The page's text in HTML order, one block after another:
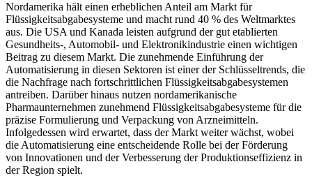
Nordamerika hält einen erheblichen Anteil am Markt für
Flüssigkeitsabgabesysteme und macht rund 40 % des Weltmarktes
aus. Die USA und Kanada leisten aufgrund der gut etablierten
Gesundheits-, Automobil- und Elektronikindustrie einen wichtigen
Beitrag zu diesem Markt. Die zunehmende Einführung der
Automatisierung in diesen Sektoren ist einer der Schlüsseltrends, die
die Nachfrage nach fortschrittlichen Flüssigkeitsabgabesystemen
antreiben. Darüber hinaus nutzen nordamerikanische
Pharmaunternehmen zunehmend Flüssigkeitsabgabesysteme für die
präzise Formulierung und Verpackung von Arzneimitteln.
Infolgedessen wird erwartet, dass der Markt weiter wächst, wobei
die Automatisierung eine entscheidende Rolle bei der Förderung
von Innovationen und der Verbesserung der Produktionseffizienz in
der Region spielt.